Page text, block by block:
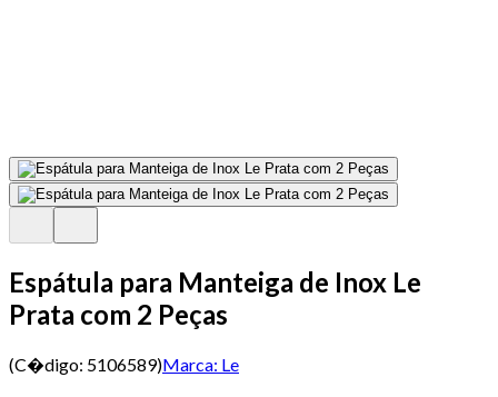
Espátula para Manteiga de Inox Le
Prata com 2 Peças
(C�digo: 5106589)Marca: Le